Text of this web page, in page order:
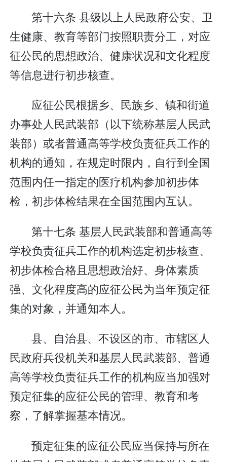
第十六条 县级以上人民政府公安、卫
生健康、教育等部门按照职责分工，对应
征公民的思想政治、健康状况和文化程度
等信息进行初步核查。
应征公民根据乡、民族乡、镇和街道
办事处人民武装部（以下统称基层人民武
装部）或者普通高等学校负责征兵工作的
机构的通知，在规定时限内，自行到全国
范围内任一指定的医疗机构参加初步体
检，初步体检结果在全国范围内互认。
第十七条 基层人民武装部和普通高等
学校负责征兵工作的机构选定初步核查、
初步体检合格且思想政治好、身体素质
强、文化程度高的应征公民为当年预定征
集的对象，并通知本人。
县、自治县、不设区的市、市辖区人
民政府兵役机关和基层人民武装部、普通
高等学校负责征兵工作的机构应当加强对
预定征集的应征公民的管理、教育和考
察，了解掌握基本情况。
预定征集的应征公民应当保持与所在